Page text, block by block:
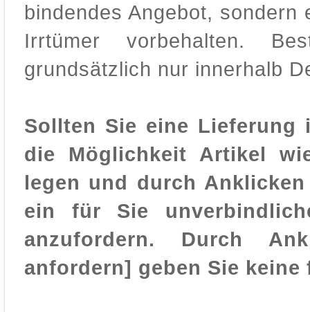
bindendes Angebot,
Irrtümer vorbehalten.
grundsätzlich nur innerhalb
Sollten Sie eine Lieferung
die Möglichkeit Artikel
legen und durch
ein für Sie
anzufordern. Durch
anfordern] geben Sie